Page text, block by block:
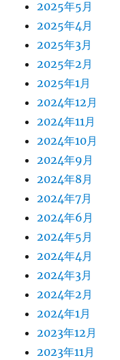
2025年5月
2025年4月
2025年3月
2025年2月
2025年1月
2024年12月
2024年11月
2024年10月
2024年9月
2024年8月
2024年7月
2024年6月
2024年5月
2024年4月
2024年3月
2024年2月
2024年1月
2023年12月
2023年11月